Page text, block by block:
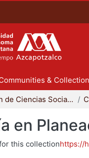
&
División de Ciencias Sociales y Humanidades
en
this collectionhttps://